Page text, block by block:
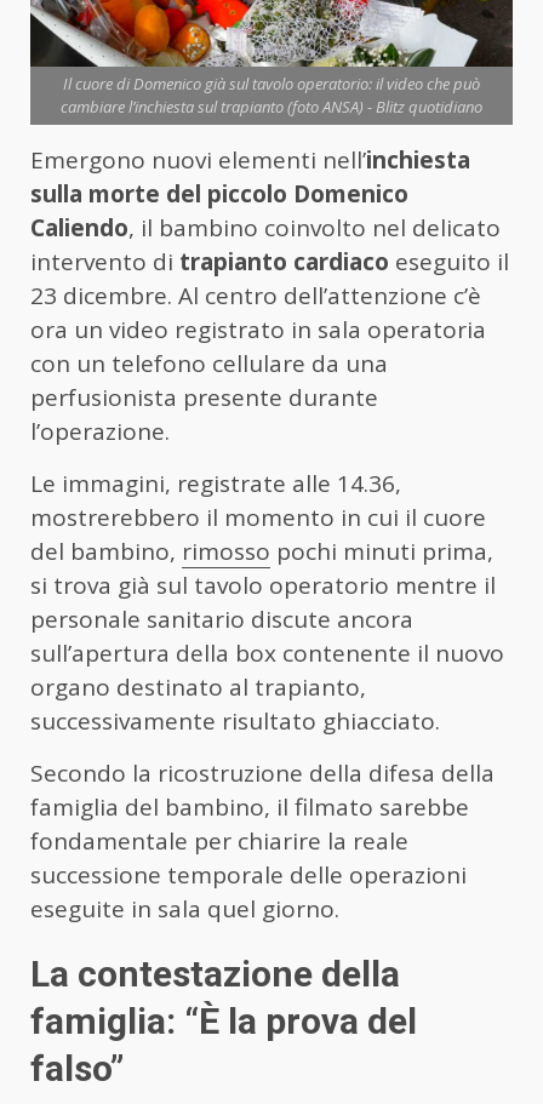
Il cuore di Domenico già sul tavolo operatorio: il video che può
cambiare l’inchiesta sul trapianto (foto ANSA) - Blitz quotidiano
Emergono nuovi elementi nell’inchiesta
sulla morte del piccolo Domenico
Caliendo, il bambino coinvolto nel delicato
intervento di trapianto cardiaco eseguito il
23 dicembre. Al centro dell’attenzione c’è
ora un video registrato in sala operatoria
con un telefono cellulare da una
perfusionista presente durante
l’operazione.
Le immagini, registrate alle 14.36,
mostrerebbero il momento in cui il cuore
del bambino, rimosso pochi minuti prima,
si trova già sul tavolo operatorio mentre il
personale sanitario discute ancora
sull’apertura della box contenente il nuovo
organo destinato al trapianto,
successivamente risultato ghiacciato.
Secondo la ricostruzione della difesa della
famiglia del bambino, il filmato sarebbe
fondamentale per chiarire la reale
successione temporale delle operazioni
eseguite in sala quel giorno.
La contestazione della
famiglia: “È la prova del
falso”